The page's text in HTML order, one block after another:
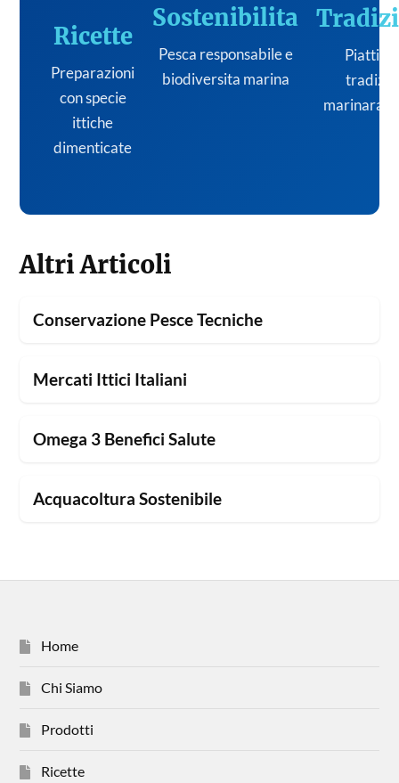
Ricette
Preparazioni
con specie
ittiche
dimenticate
Sostenibilita
Pesca responsabile e
biodiversita marina
Piatti
marinara
Altri Articoli
Conservazione Pesce Tecniche
Mercati Ittici Italiani
Omega 3 Benefici Salute
Acquacoltura Sostenibile
Home
Chi Siamo
Prodotti
Ricette